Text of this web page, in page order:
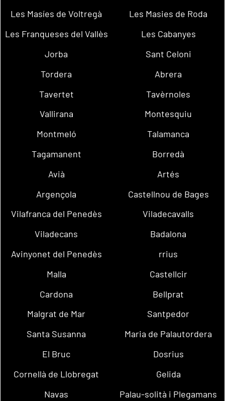
Les Masíes de Voltregà
Les Masies de Roda
Les Franqueses del Vallès
Les Cabanyes
Jorba
Sant Celoni
Tordera
Abrera
Tavertet
Tavèrnoles
Vallirana
Montesquiu
Montmeló
Talamanca
Tagamanent
Borredà
Avià
Artés
Argençola
Castellnou de Bages
Vilafranca del Penedès
Viladecavalls
Viladecans
Badalona
Avinyonet del Penedès
rrius
Malla
Castellcir
Cardona
Bellprat
Malgrat de Mar
Santpedor
Santa Susanna
Maria de Palautordera
El Bruc
Dosrius
Cornellà de Llobregat
Gelida
Navas
Palau-solità i Plegamans